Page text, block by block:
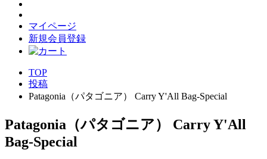
マイページ
新規会員登録
TOP
投稿
Patagonia（パタゴニア） Carry Y'All Bag-Special
Patagonia（パタゴニア） Carry Y'All
Bag-Special